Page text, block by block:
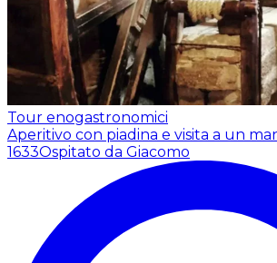
Tour enogastronomici
Aperitivo con piadina e visita a un
1633Ospitato da Giacomo